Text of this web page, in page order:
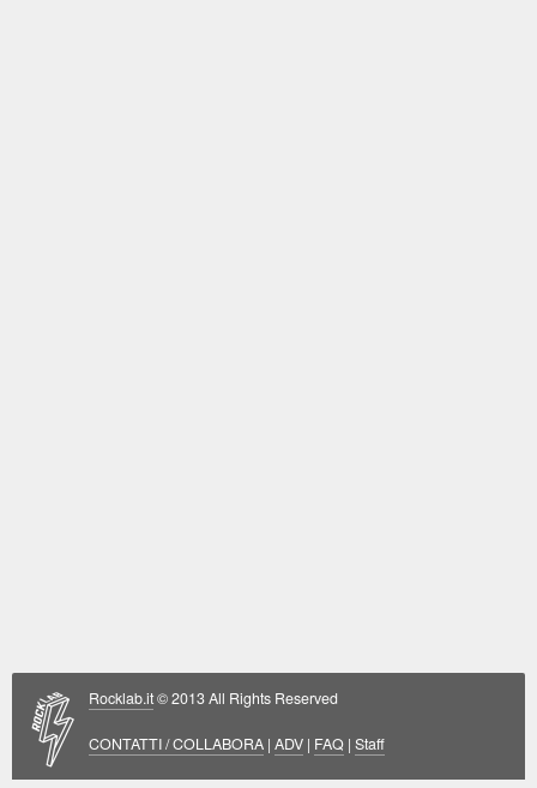
Rocklab.it© 2013 All Rights Reserved
CONTATTI / COLLABORA |ADV | FAQ |Staff